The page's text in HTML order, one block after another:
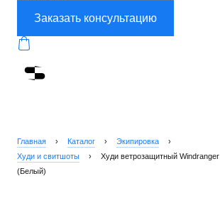
Заказать консультацию
Главная › Каталог › Экипировка
›
Худи и свитшоты
›
Худи ветрозащитный Windranger
(Белый)